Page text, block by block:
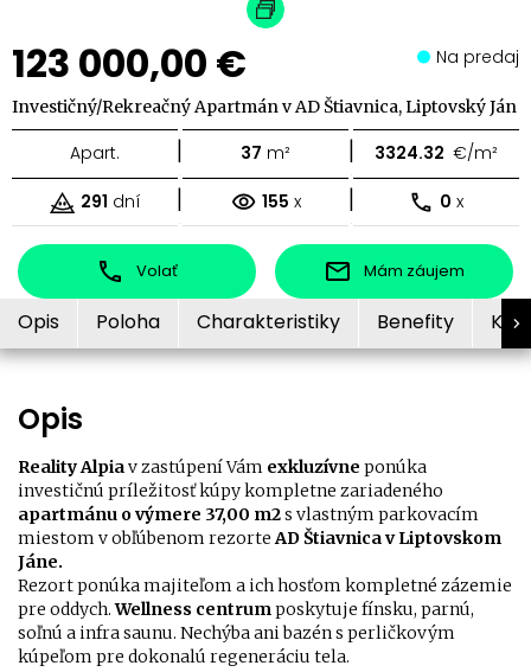
123 000,00 € Na predaj
Investičný/Rekreačný Apartmán v AD Štiavnica, Liptovský Ján
Apart. | 37 m² | 3324.32 €/m²
291 dní | 155 x | 0 x
Volať Mám záujem
Opis Poloha Charakteristiky Benefity
Opis
Reality Alpiav zastúpení Vám exkluzívne ponúka
investičnú príležitosť kúpy kompletne zariadeného
apartmánu o výmere 37,00 m2s vlastným parkovacím
miestom v obľúbenom rezorteAD Štiavnica v Liptovskom
Jáne.
Rezort ponúka majiteľom a ich hosťom kompletné zázemie
pre oddych.Wellness centrumposkytuje fínsku, parnú,
soľnú a infra saunu. Nechýba ani bazén s perličkovým
kúpeľom pre dokonalú regeneráciu tela.